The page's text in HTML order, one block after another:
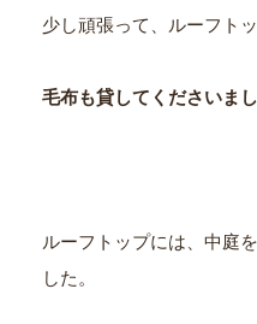
少し頑張って、ルーフト
毛布も貸してくださいまし
ルーフトップには、中庭
した。